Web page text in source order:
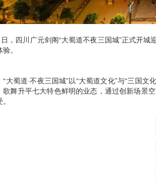
，四川广元剑阁“大蜀道不夜三国城”正式开
。
“大蜀道·不夜三国城”以“大蜀道文化”与“三国
歌舞升平七大特色鲜明的业态，通过创新场景